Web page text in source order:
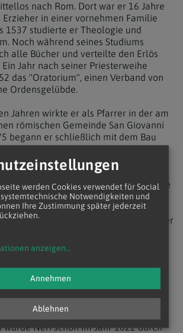
nach Rom. Dort war er 16 Jahre
Erzieher in einer vornehmen Familie
1537 studierte er Theologie und
Noch während seines Studiums
alle Bücher und verteilte den Erlös
Jahr nach seiner Priesterweihe
das "Oratorium", einen Verband von
Ordensgelübde.
Jahren wirkte er als Pfarrer in der am
römischen Gemeinde San Giovanni
begann er schließlich mit dem Bau
er beigesetzt wurde, Santa Maria in
nuova" (Neue Kirche) genannt.
an einem Blutsturz. Bis zu seinem
Priester. Die Kardinalswürde lehnte
steht Neri für die Erneuerung der
nach der Reformation. Früher sprach
Er gehört zu jenen
die erkannten, dass etliche
Kirche keine Erfindungen
und dringend der Abhilfe
wurde Neri schon im Jahr 1622 durch
werden Cookies verwendet für Social
Notwendigkeiten und
Ihre Zustimmung später jederzeit
anzeigen...
Ablehnen
Annehmen